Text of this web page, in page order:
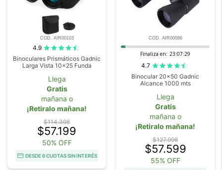
COD. AIR00103
4.9
Binoculares Prismáticos Gadnic
Larga Vista 10x25 Funda
Llega
Gratis
mañana o
¡Retiralo mañana!
$114.398
$57.199
50% OFF
DESDE 6 CUOTAS SIN INTERÉS
COD. AIR00086
Finaliza en: 23:07:29
4.7
Binocular 20x50 Gadnic
Alcance 1000 mts
Llega
Gratis
mañana o
¡Retiralo mañana!
$127.998
$57.599
55% OFF